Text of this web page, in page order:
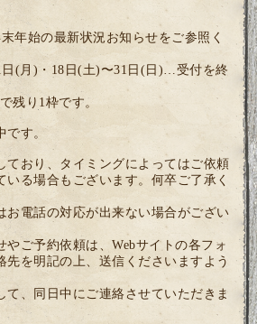
年始の最新状況お知らせをご参照く
(月)・18日(土)〜31日(日)…受付を終
残り1枠です。
です。
ており、タイミングによってはご依頼
いる場合もございます。何卒ご了承く
お電話の対応が出来ない場合がござい
やご予約依頼は、Webサイトの各フォ
先を明記の上、送信くださいますよう
て、同日中にご連絡させていただきま